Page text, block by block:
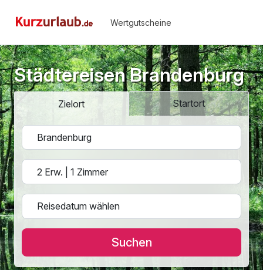
Wertgutscheine
Städtereisen Brandenburg
Zielort Startort
Suchen